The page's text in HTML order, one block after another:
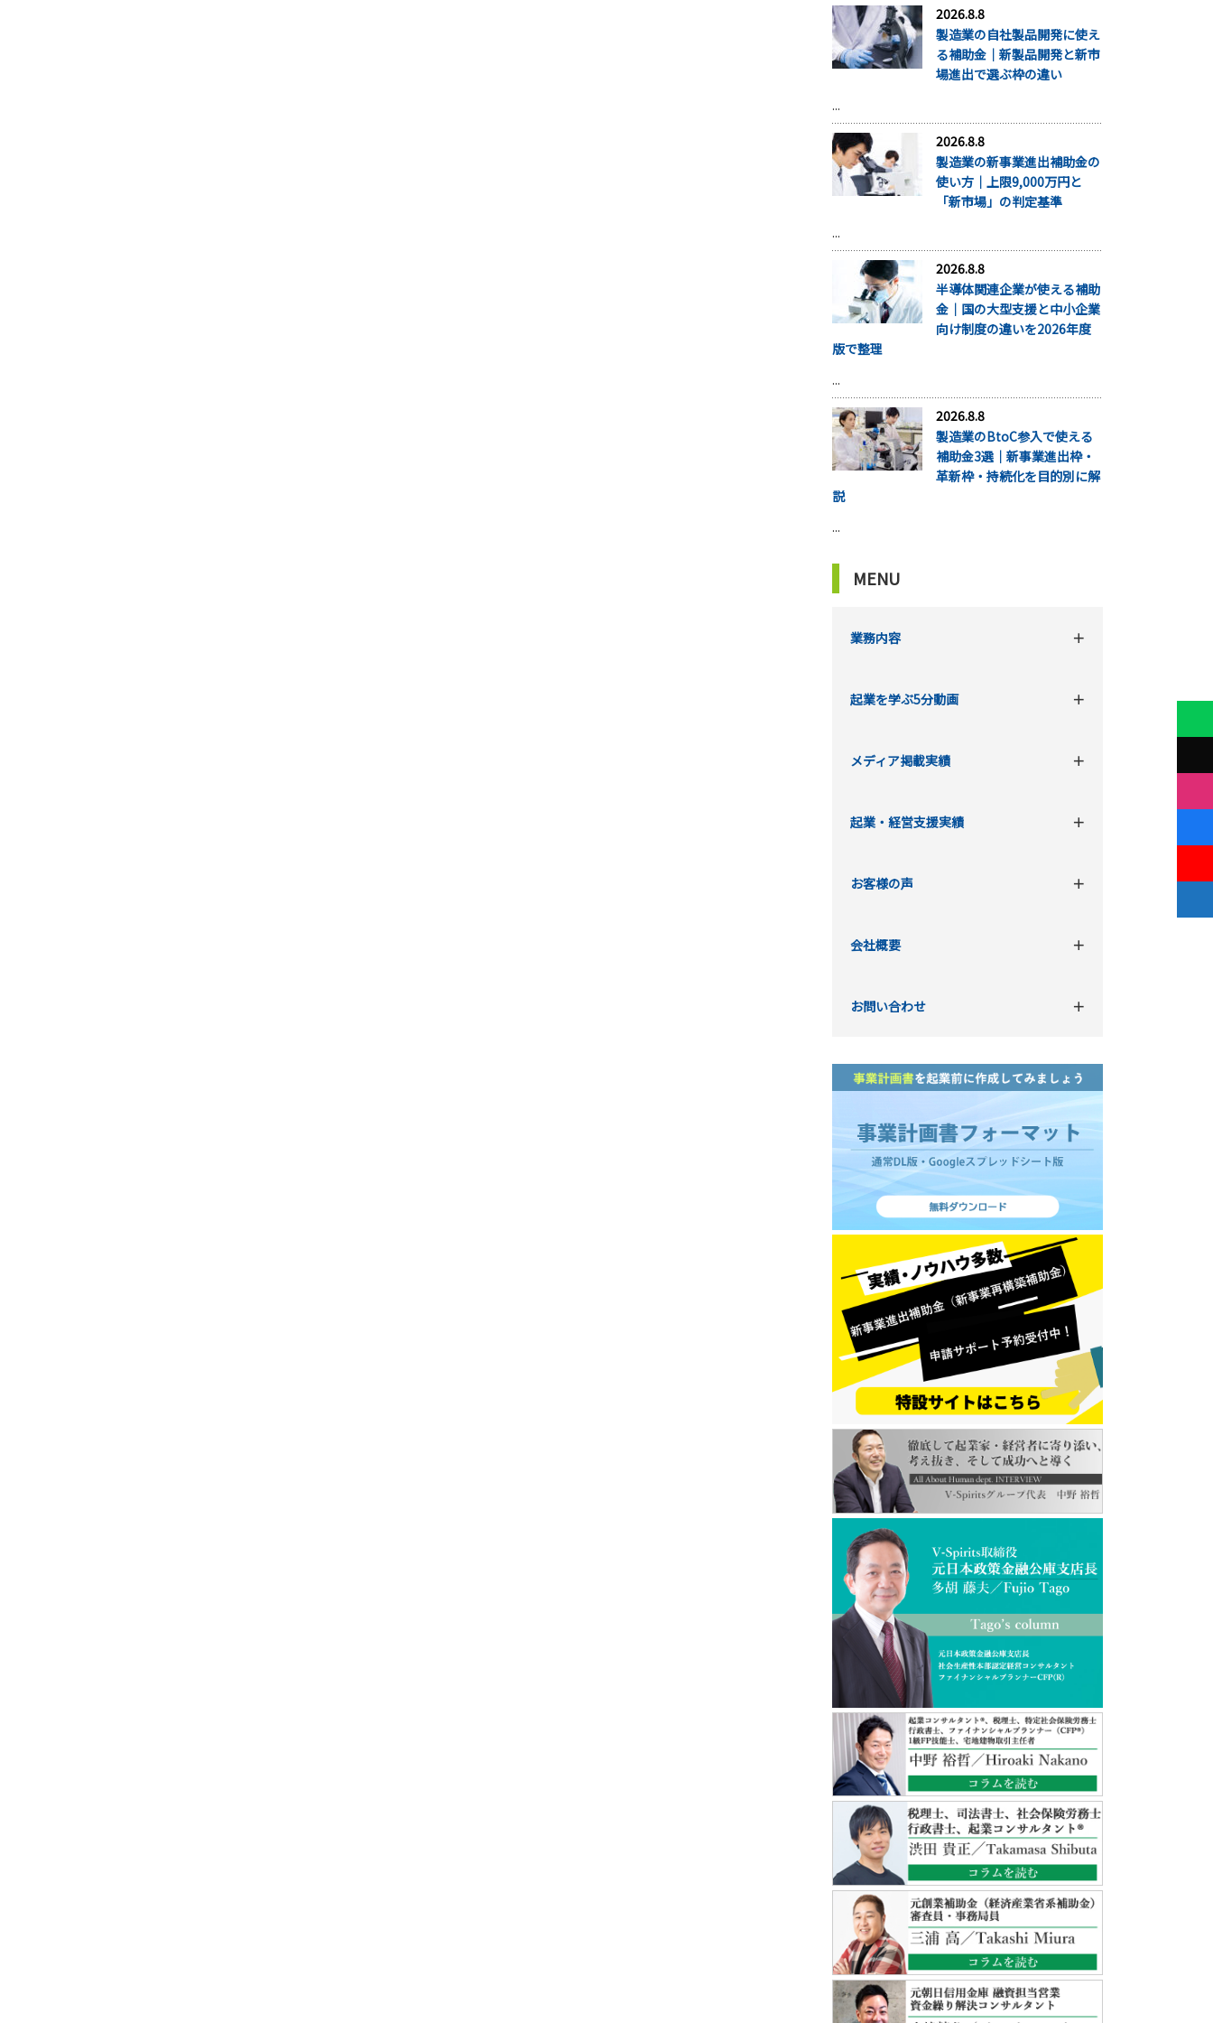
2026.8.8
製造業の自社製品開発に使え
る補助金｜新製品開発と新市
場進出で選ぶ枠の違い
...
2026.8.8
製造業の新事業進出補助金の
使い方｜上限9,000万円と
「新市場」の判定基準
...
2026.8.8
半導体関連企業が使える補助
金｜国の大型支援と中小企業
向け制度の違いを2026年度
版で整理
...
2026.8.8
製造業のBtoC参入で使える
補助金3選｜新事業進出枠・
革新枠・持続化を目的別に解
説
...
MENU
業務内容
起業を学ぶ5分動画
メディア掲載実績
起業・経営支援実績
お客様の声
会社概要
お問い合わせ